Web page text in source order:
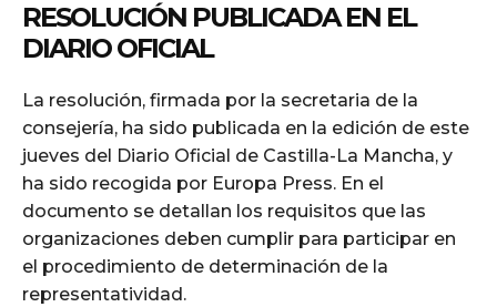
RESOLUCIÓN PUBLICADA EN EL
DIARIO OFICIAL
La resolución, firmada por la secretaria de la
consejería, ha sido publicada en la edición de este
jueves del Diario Oficial de Castilla-La Mancha, y
ha sido recogida por Europa Press. En el
documento se detallan los requisitos que las
organizaciones deben cumplir para participar en
el procedimiento de determinación de la
representatividad.